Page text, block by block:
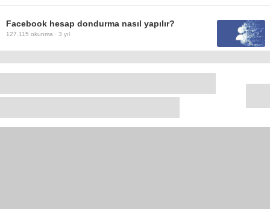
Facebook hesap dondurma nasıl yapılır?
127.115 okunma · 3 yıl